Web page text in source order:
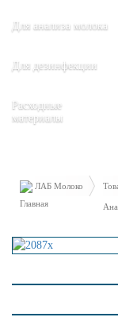
Для анализа молока
Для дезинфекции
Расходные
материалы
ЛАБ Молоко